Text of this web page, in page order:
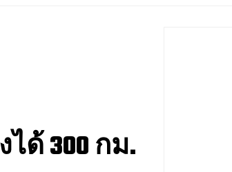
ด้ 300 กม.